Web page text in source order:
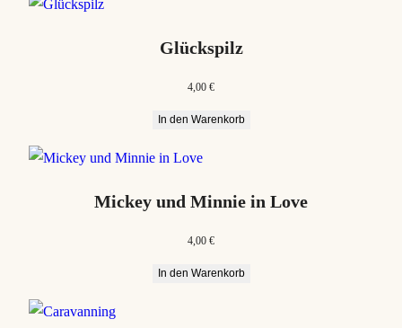
Glückspilz
4,00 €
In den Warenkorb
Mickey und Minnie in Love
4,00 €
In den Warenkorb